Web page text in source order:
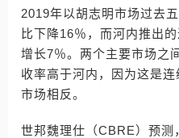
2019年以胡志明市场过去
比下降16％，而河内推出
增长7％。两个主要市场之
收率高于河内，因为这是
市场相反。
世邦魏理仕（CBRE）预测